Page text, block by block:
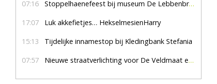
07:16 Stoppelhaenefeest bij museum De Lebbenbrugge
17:07 Luk akkefietjes… HekselmesienHarry
15:13 Tijdelijke innamestop bij Kledingbank Stefania
07:57 Nieuwe straatverlichting voor De Veldmaat en De Pas